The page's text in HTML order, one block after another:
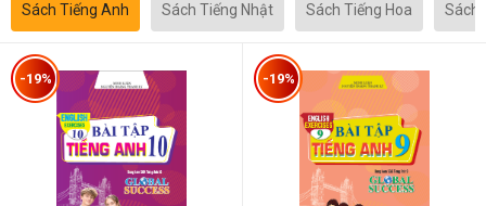
Sách Tiếng Anh Sách Tiếng Nhật Sách Tiếng Hoa Sách
-19% -19%